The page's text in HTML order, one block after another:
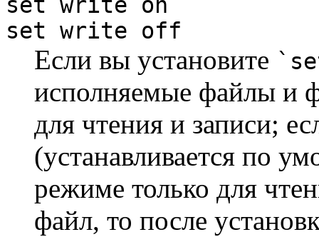
set write off
Если вы установите
исполняемые файлы и
для чтения и записи;
(устанавливается по
режиме только для
файл, то после